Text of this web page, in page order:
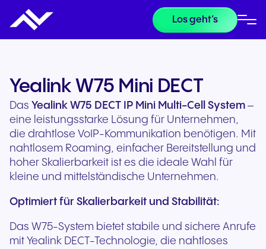
Los geht’s
Yealink W75 Mini DECT
Das Yealink W75 DECT IP Mini Multi-Cell System –
eine leistungsstarke Lösung für Unternehmen,
die drahtlose VoIP-Kommunikation benötigen. Mit
nahtlosem Roaming, einfacher Bereitstellung und
hoher Skalierbarkeit ist es die ideale Wahl für
kleine und mittelständische Unternehmen.
Optimiert für Skalierbarkeit und Stabilität:
Das W75-System bietet stabile und sichere Anrufe
mit Yealink DECT-Technologie, die nahtloses